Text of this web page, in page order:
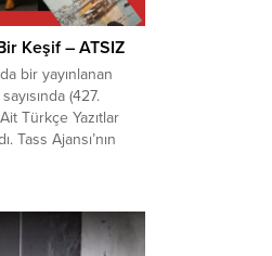
Keşif – ATSIZ
bir yayınlanan
(427.
Türkçe Yazıtlar
Tass Ajansı’nın
yapılan
IV. Yüzyılda